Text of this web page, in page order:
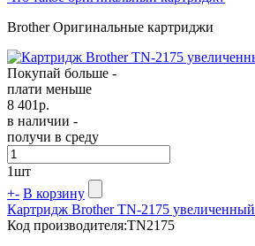
Brother Оригинальные картриджи
Покупай больше -
плати меньше
8 401р.
в наличии -
получи в среду
1шт
+- В корзину
Картридж Brother TN-2175 увеличенный
Код производителя:TN2175